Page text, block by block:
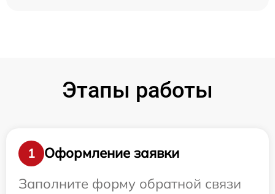
Этапы работы
1
Оформление заявки
Заполните форму обратной связи